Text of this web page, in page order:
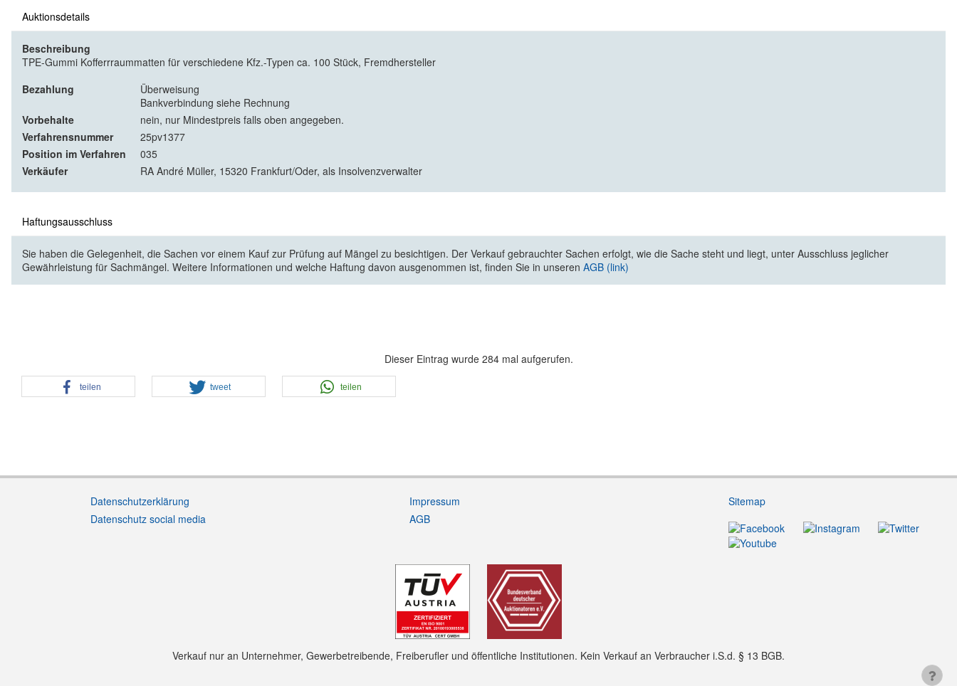
Auktionsdetails
Beschreibung
TPE-Gummi Kofferrraummatten für verschiedene Kfz.-Typen ca. 100 Stück, Fremdhersteller
Bezahlung
Überweisung
Bankverbindung siehe Rechnung
Vorbehalte
nein, nur Mindestpreis falls oben angegeben.
Verfahrensnummer
25pv1377
Position im Verfahren
035
Verkäufer
RA André Müller, 15320 Frankfurt/Oder, als Insolvenzverwalter
Haftungsausschluss
Sie haben die Gelegenheit, die Sachen vor einem Kauf zur Prüfung auf Mängel zu besichtigen. Der Verkauf gebrauchter Sachen erfolgt, wie die Sache steht und liegt, unter Ausschluss jeglicher
Gewährleistung für Sachmängel. Weitere Informationen und welche Haftung davon ausgenommen ist, finden Sie in unseren AGB (link)
Dieser Eintrag wurde 284 mal aufgerufen.
teilen tweet teilen
Datenschutzerklärung
Datenschutz social media
Impressum
AGB
Sitemap
Verkauf nur an Unternehmer, Gewerbetreibende, Freiberufler und öffentliche Institutionen. Kein Verkauf an Verbraucher i.S.d. § 13 BGB.